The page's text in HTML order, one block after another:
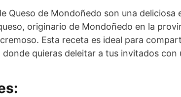
Queso de Mondoñedo son una
originario de Mondoñedo en la
Esta receta es ideal para
donde quieras deleitar a tus invitados con